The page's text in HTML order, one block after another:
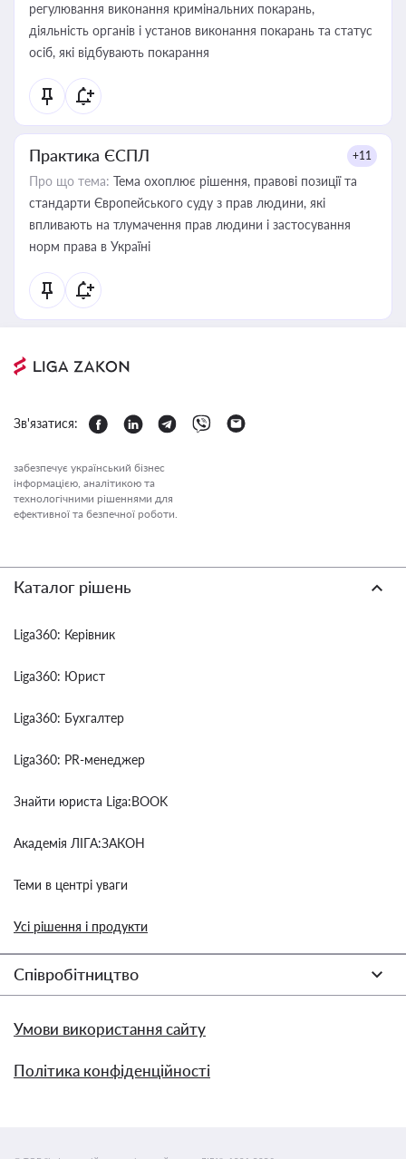
регулювання виконання кримінальних покарань,
діяльність органів і установ виконання покарань та статус
осіб, які відбувають покарання
Практика ЄСПЛ +11
Про що тема: Тема охоплює рішення, правові позиції та
стандарти Європейського суду з прав людини, які
впливають на тлумачення прав людини і застосування
норм права в Україні
Зв'язатися:
забезпечує український бізнес
інформацією, аналітикою та
технологічними рішеннями для
ефективної та безпечної роботи.
Каталог рішень
Liga360: Керівник
Liga360: Юрист
Liga360: Бухгалтер
Liga360: PR-менеджер
Знайти юриста Liga:BOOK
Академія ЛІГА:ЗАКОН
Теми в центрі уваги
Усі рішення і продукти
Співробітництво
Умови використання сайту
Політика конфіденційності